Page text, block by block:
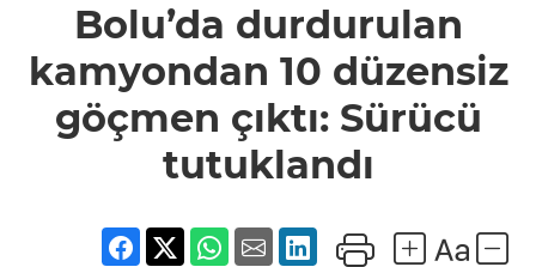
10 düzensiz
göçmen
Sürücü
Bolu’da durdurulan
kamyondan 10 düzensiz
göçmen çıktı: Sürücü
tutuklandı